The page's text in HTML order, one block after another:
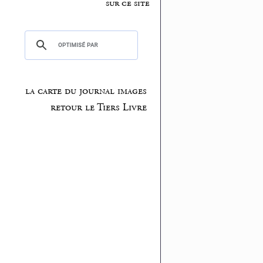
sur ce site
la carte du journal images
retour le Tiers Livre